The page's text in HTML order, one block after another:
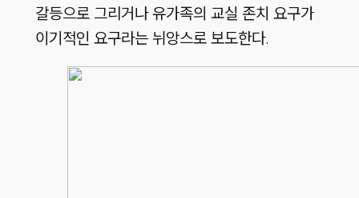
갈등으로 그리거나 유가족의 교실 존치 요구가
이기적인 요구라는 뉘앙스로 보도한다.